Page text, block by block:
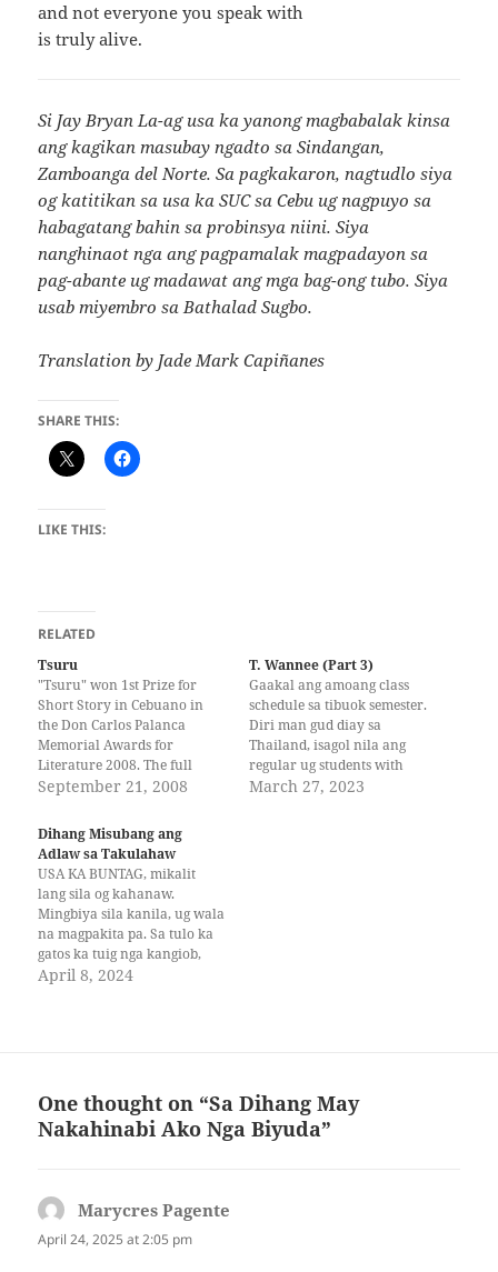
and not everyone you speak with
is truly alive.
Si Jay Bryan La-ag usa ka yanong magbabalak kinsa
ang kagikan masubay ngadto sa Sindangan,
Zamboanga del Norte. Sa pagkakaron, nagtudlo siya
og katitikan sa usa ka SUC sa Cebu ug nagpuyo sa
habagatang bahin sa probinsya niini. Siya
nanghinaot nga ang pagpamalak magpadayon sa
pag-abante ug madawat ang mga bag-ong tubo. Siya
usab miyembro sa Bathalad Sugbo.
Translation by Jade Mark Capiñanes
SHARE THIS:
LIKE THIS:
RELATED
Tsuru
"Tsuru" won 1st Prize for
Short Story in Cebuano in
the Don Carlos Palanca
Memorial Awards for
Literature 2008. The full
story appeared in Bisaya
mahadlok sa mga Hapon,
hagbay rang mibalik si
Peryang sa Zamboanga.
Gilaayan na kaayo siya sa
Malayal. Luwas lagi sila sa…
September 21, 2008
T. Wannee (Part 3)
Gaakal ang amoang class
schedule sa tibuok semester.
Diri man gud diay sa
Thailand, isagol nila ang
regular ug students with
special needs. Ibutang ta,
March 27, 2023
Dihang Misubang ang
Adlaw sa Takulahaw
USA KA BUNTAG, mikalit
lang sila og kahanaw.
Mingbiya sila kanila, ug wala
na magpakita pa. Sa tulo ka
gatos ka tuig nga kangiob,
mikalit lamang sila og
an kon diin sila naggikan—
didto sa layo…
April 8, 2024
One thought on “Sa Dihang May
Nakahinabi Ako Nga Biyuda”
Marycres Pagente
April 24, 2025 at 2:05 pm